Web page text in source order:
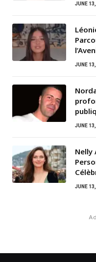
JUNE
JUNE
JUNE
Nelly
JUNE